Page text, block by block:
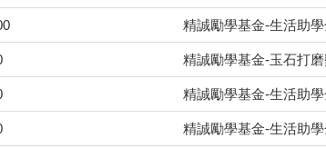
精誠勵學基金-生活助
精誠勵學基金-玉石打
精誠勵學基金-生活助
精誠勵學基金-生活助